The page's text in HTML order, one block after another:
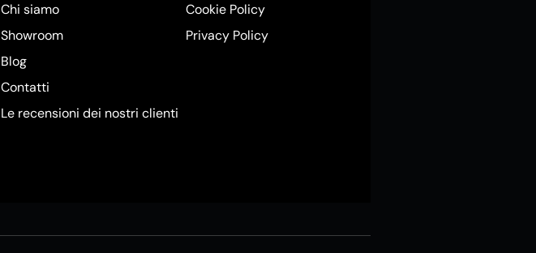
Chi siamo
Showroom
Blog
Contatti
Le recensioni dei nostri clienti
Cookie Policy
Privacy Policy